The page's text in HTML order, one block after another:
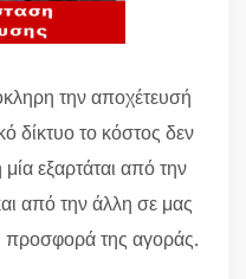
την αποχέτευσή
δίκτυο το κόστος δεν
εξαρτάται από την
από την άλλη σε μας
προσφορά της αγοράς.